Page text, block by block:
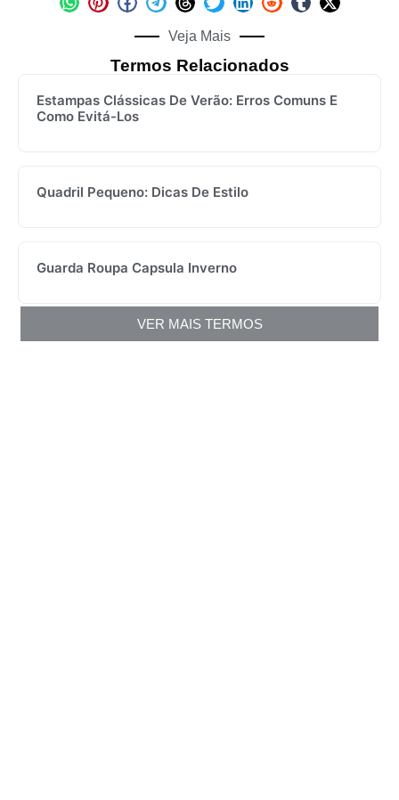
Veja Mais
Termos Relacionados
Estampas Clássicas De Verão: Erros Comuns E
Como Evitá-Los
Quadril Pequeno: Dicas De Estilo
Guarda Roupa Capsula Inverno
VER MAIS TERMOS